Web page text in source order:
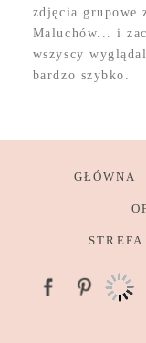
zdjęcia grupowe
Maluchów... i
wszyscy
bardzo szybko.
GŁÓWNA
STREFA